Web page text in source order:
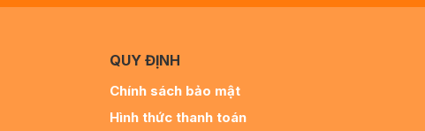
QUY ĐỊNH
Chính sách bảo mật
Hình thức thanh toán